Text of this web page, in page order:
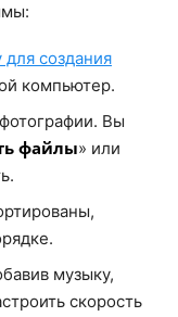
создания
компьютер.
Вы
файлы» или
музыку,
скорость